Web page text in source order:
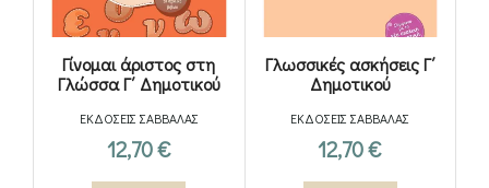
Γίνομαι άριστος στη
Γλώσσα Γ΄ Δημοτικού
ΕΚΔΟΣΕΙΣ ΣΑΒΒΑΛΑΣ
12,70€
Γλωσσικές ασκήσεις Γ΄
Δημοτικού
ΕΚΔΟΣΕΙΣ ΣΑΒΒΑΛΑΣ
12,70€